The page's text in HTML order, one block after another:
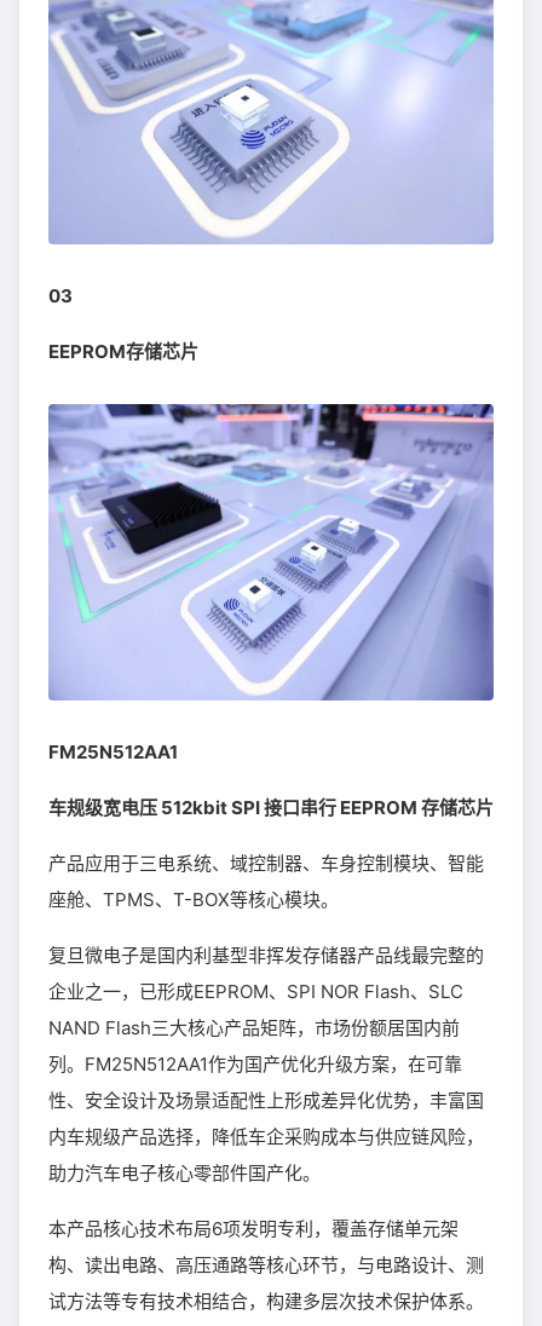
03
EEPROM存储芯片
FM25N512AA1
车规级宽电压 512kbit SPI 接口串行 EEPROM 存储芯片
产品应用于三电系统、域控制器、车身控制模块、智能
座舱、TPMS、T-BOX等核心模块。
复旦微电子是国内利基型非挥发存储器产品线最完整的
企业之一，已形成EEPROM、SPI NOR Flash、SLC
NAND Flash三大核心产品矩阵，市场份额居国内前
列。FM25N512AA1作为国产优化升级方案，在可靠
性、安全设计及场景适配性上形成差异化优势，丰富国
内车规级产品选择，降低车企采购成本与供应链风险，
助力汽车电子核心零部件国产化。
本产品核心技术布局6项发明专利，覆盖存储单元架
构、读出电路、高压通路等核心环节，与电路设计、测
试方法等专有技术相结合，构建多层次技术保护体系。